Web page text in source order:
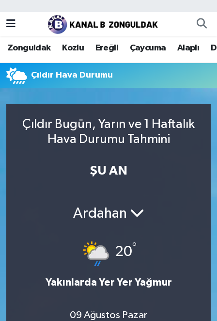
Zonguldak Kozlu Ereğli Çaycuma Alaplı
Çıldır Hava Durumu
Çıldır Bugün, Yarın ve 1 Haftalık
Hava Durumu Tahmini
ŞU AN
Ardahan
20°
Yakınlarda Yer Yer Yağmur
09 Ağustos Pazar
Zonguldak
Kozlu
Ereğli
Alaplı
Ulusal
Zonguldak Nöbetçi Eczaneler
Zonguldak Hava Durumu
Zonguldak Trafik Yoğunluk Haritası
Tüm Manşetler